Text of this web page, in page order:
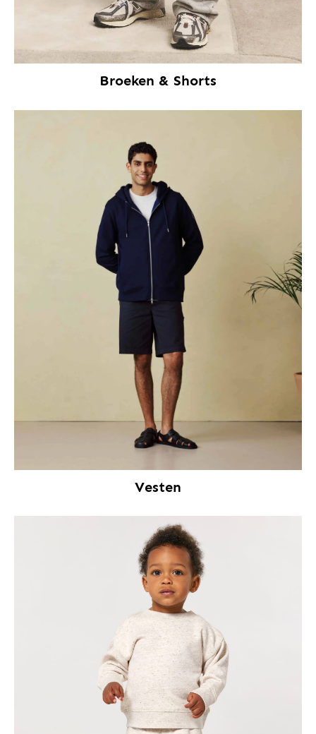
Broeken & Shorts
Vesten